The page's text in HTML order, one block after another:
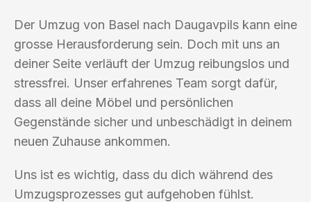
Der Umzug von Basel nach Daugavpils kann eine
grosse Herausforderung sein. Doch mit uns an
deiner Seite verläuft der Umzug reibungslos und
stressfrei. Unser erfahrenes Team sorgt dafür,
dass all deine Möbel und persönlichen
Gegenstände sicher und unbeschädigt in deinem
neuen Zuhause ankommen.
Uns ist es wichtig, dass du dich während des
Umzugsprozesses gut aufgehoben fühlst.